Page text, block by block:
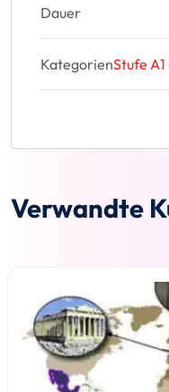
Dauer
KategorienStufe
Verwandte